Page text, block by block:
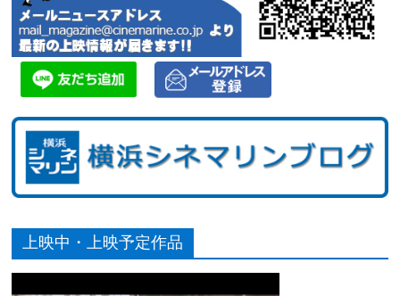
上映中・上映予定作品